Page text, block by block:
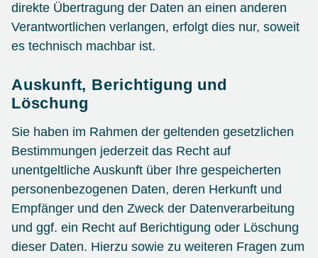
direkte Übertragung der Daten an einen anderen
Verantwortlichen verlangen, erfolgt dies nur, soweit
es technisch machbar ist.
Auskunft, Berichtigung und
Löschung
Sie haben im Rahmen der geltenden gesetzlichen
Bestimmungen jederzeit das Recht auf
unentgeltliche Auskunft über Ihre gespeicherten
personenbezogenen Daten, deren Herkunft und
Empfänger und den Zweck der Datenverarbeitung
und ggf. ein Recht auf Berichtigung oder Löschung
dieser Daten. Hierzu sowie zu weiteren Fragen zum